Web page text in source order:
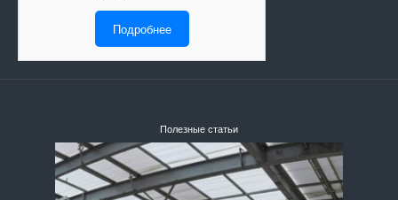
Подробнее
Полезные статьи